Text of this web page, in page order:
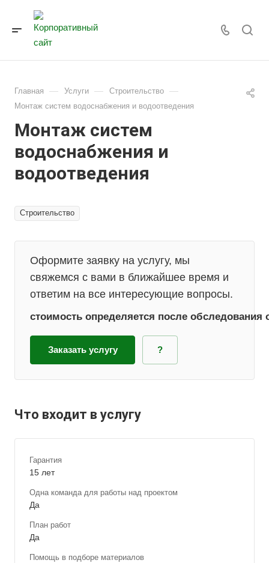
Главная — Услуги — Строительство —
Монтаж систем водоснабжения и водоотведения
Монтаж систем
водоснабжения и
водоотведения
Строительство
Оформите заявку на услугу, мы
свяжемся с вами в ближайшее время и
ответим на все интересующие вопросы.
стоимость определяется после обследования
Заказать услугу ?
Что входит в услугу
Гарантия
15 лет
Одна команда для работы над проектом
Да
План работ
Да
Помощь в подборе материалов